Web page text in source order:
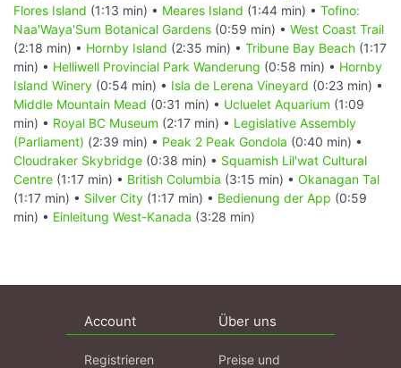
Flores Island (1:13 min) • Meares Island (1:44 min) • Tofino:
Naa'Waya'Sum Botanical Gardens (0:59 min) • West Coast Trail
(2:18 min) • Hornby Island (2:35 min) • Tribune Bay Beach (1:17
min) • Helliwell Provincial Park Wanderung (0:58 min) • Hornby
Island Winery (0:54 min) • Isla de Lerena Vineyard (0:23 min) •
Middle Mountain Mead (0:31 min) • Ucluelet Aquarium (1:09
min) • Royal BC Museum (2:17 min) • Legislative Assembly
(Parliament) (2:39 min) • Peak 2 Peak Gondola (0:40 min) •
Cloudraker Skybridge (0:38 min) • Squamish Lil'wat Cultural
Centre (1:17 min) • British Columbia (3:15 min) • Okanagan Tal
(1:17 min) • Silver City (1:17 min) • Bedienung der App (0:59
min) • Einleitung West-Kanada (3:28 min)
Account
Registrieren
Über uns
Preise und